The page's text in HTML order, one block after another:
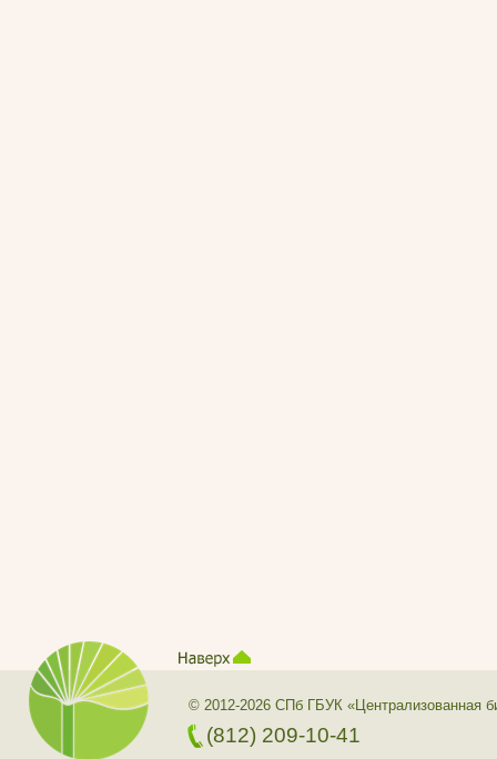
© 2012-2026 СПб ГБУК «Централизованная
(812) 209-10-41